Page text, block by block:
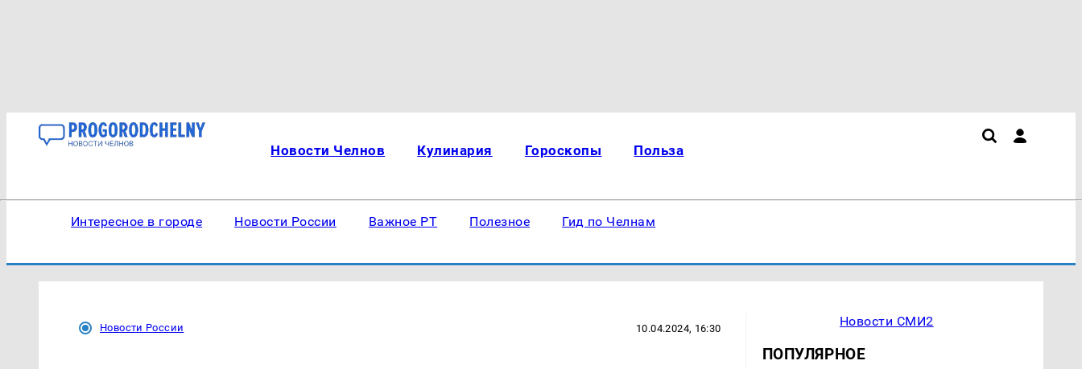
Новости Челнов Кулинария Гороскопы Польза
Интересное в городе Новости России Важное РТ Полезное Гид по Челнам
Новости России 10.04.2024, 16:30 Новости СМИ2
ПОПУЛЯРНОЕ